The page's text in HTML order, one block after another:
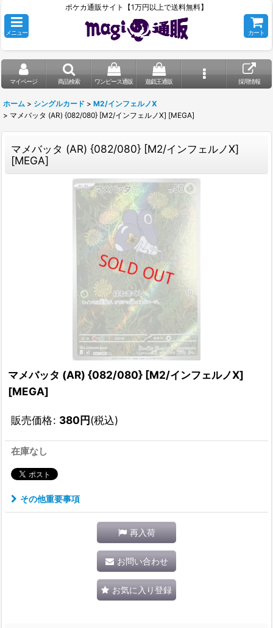
ポケカ通販サイト【1万円以上で送料無料】
メニュー カート
マイページ 商品検索 ワンピース通販 遊戯王通販 採用情報
ホーム > シングルカード > M2/インフェルノX
> マメバッタ (AR) {082/080} [M2/インフェルノX] [MEGA]
マメバッタ (AR) {082/080} [M2/インフェルノX]
[MEGA]
マメバッタ (AR) {082/080} [M2/インフェルノX]
[MEGA]
販売価格: 380円(税込)
在庫なし
その他重要事項
再入荷
お問い合わせ
お気に入り登録